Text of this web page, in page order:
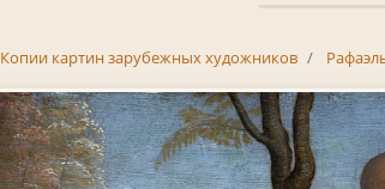
Копии картин зарубежных художников